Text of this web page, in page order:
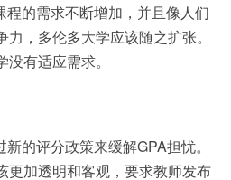
的需求不断增加，并且像人们
，多伦多大学应该随之扩张。
有适应需求。
的评分政策来缓解GPA担忧。
更加透明和客观，要求教师发布